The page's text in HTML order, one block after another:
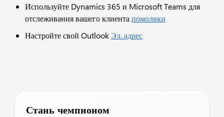
Используйте Dynamics 365 и Microsoft Teams для
отслеживания вашего клиентапомолвки
Настройте свой Outlook Эл. адрес
Стань чемпионом